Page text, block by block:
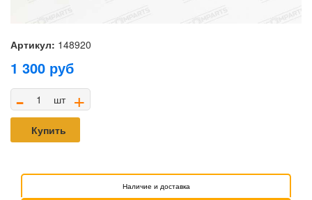
Артикул: 148920
1 300 руб
- шт +
Купить
Наличие и доставка